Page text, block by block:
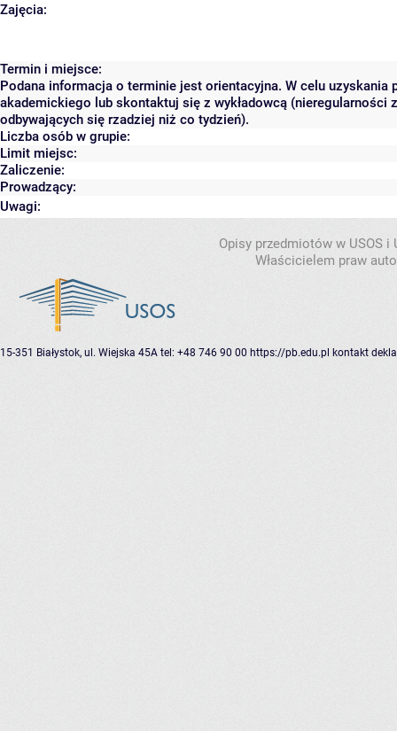
Zajęcia:
Termin i miejsce:
Podana informacja o terminie jest orientacyjna. W celu
akademickiego lub skontaktuj się z wykładowcą (nieregularności
odbywających się rzadziej niż co tydzień).
Liczba osób w grupie:
Limit miejsc:
Zaliczenie:
Prowadzący:
Uwagi:
Opisy przedmiotów w USOS
Właścicielem praw
15-351 Białystok, ul. Wiejska 45A tel: +48 746 90 00 https://pb.edu.pl kontakt